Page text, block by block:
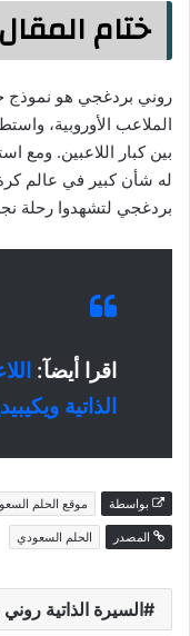
ختام المقال
روني بردغجي هو نموذج
الملاعب الأوروبية،
بين كبار اللاعبين. ومع
له شأن كبير في عالم كرة
بردغجي لتشهدوا رحلة
اقرا أيضآ:
الذاتية
بواسطة موقع الحلم
المصدر الحلم السعودي
السيرة الذاتية